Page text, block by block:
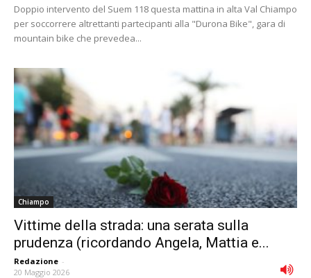
Doppio intervento del Suem 118 questa mattina in alta Val Chiampo
per soccorrere altrettanti partecipanti alla "Durona Bike", gara di
mountain bike che prevedea...
Chiampo
Vittime della strada: una serata sulla
prudenza (ricordando Angela, Mattia e...
Redazione -
20 Maggio 2026